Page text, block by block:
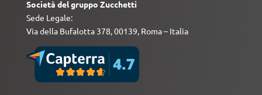
Società del gruppo Zucchetti
Sede Legale:
Via della Bufalotta 378, 00139, Roma – Italia